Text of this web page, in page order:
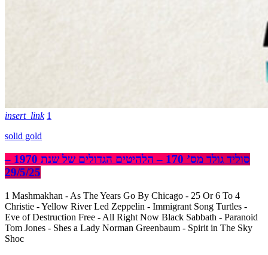
insert_link 1
solid gold
סוליד גולד מס’ 170 – הלהיטים הגדולים של שנת 1970 –
29/5/25
1 Mashmakhan - As The Years Go By Chicago - 25 Or 6 To 4
Christie - Yellow River Led Zeppelin - Immigrant Song Turtles -
Eve of Destruction Free - All Right Now Black Sabbath - Paranoid
Tom Jones - Shes a Lady Norman Greenbaum - Spirit in The Sky
Shoc